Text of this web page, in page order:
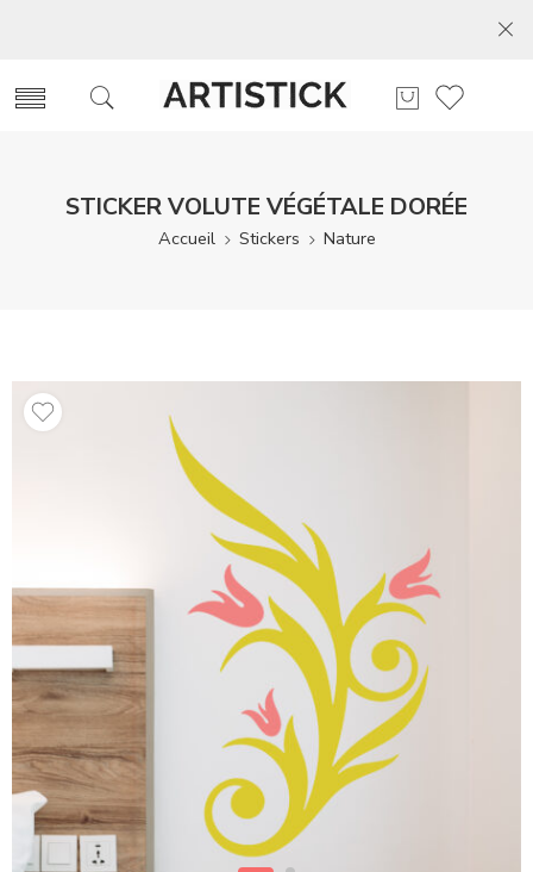
STICKER VOLUTE VÉGÉTALE DORÉE
Accueil Stickers Nature